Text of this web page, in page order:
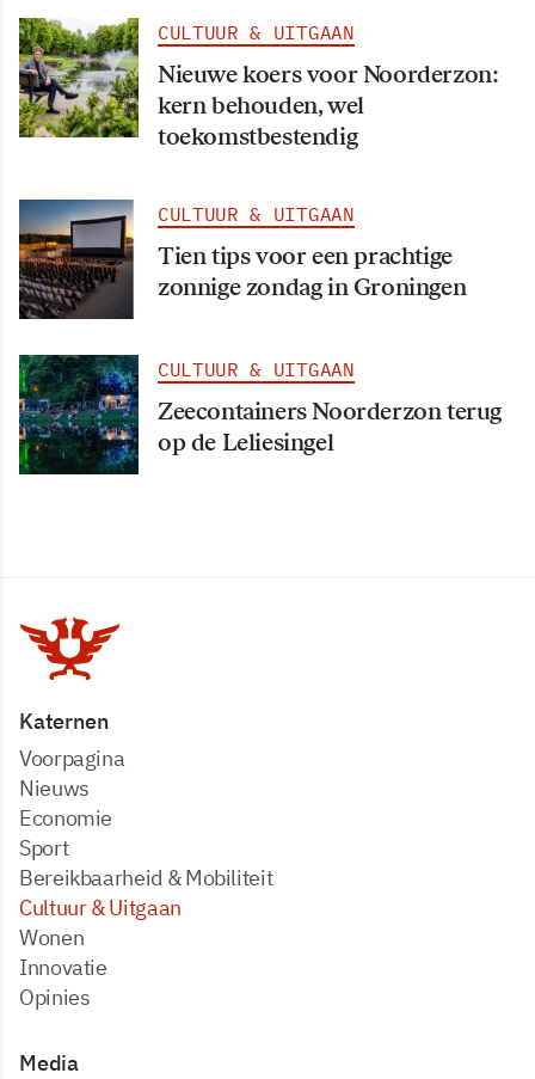
CULTUUR & UITGAAN
Nieuwe koers voor Noorderzon:
kern behouden, wel
toekomstbestendig
CULTUUR & UITGAAN
Tien tips voor een prachtige
zonnige zondag in Groningen
CULTUUR & UITGAAN
Zeecontainers Noorderzon terug
op de Leliesingel
Katernen
Voorpagina
Nieuws
Economie
Sport
Bereikbaarheid & Mobiliteit
Cultuur & Uitgaan
Wonen
Innovatie
Opinies
Media